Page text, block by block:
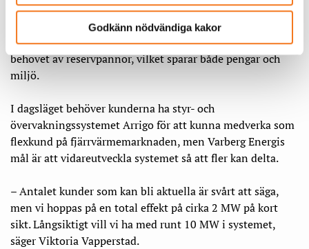
Godkänn nödvändiga kakor
Ökar leveranssäkerheten
Målet med tjänsten är att öka leveranssäkerheten vid
drifttoppar eller störningar på fjärrvärmenätet och minska
behovet av reservpannor, vilket sparar både pengar och
miljö.
I dagsläget behöver kunderna ha styr- och
övervakningssystemet Arrigo för att kunna medverka som
flexkund på fjärrvärmemarknaden, men Varberg Energis
mål är att vidareutveckla systemet så att fler kan delta.
– Antalet kunder som kan bli aktuella är svårt att säga,
men vi hoppas på en total effekt på cirka 2 MW på kort
sikt. Långsiktigt vill vi ha med runt 10 MW i systemet,
säger Viktoria Vapperstad.